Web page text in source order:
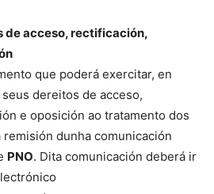
de acceso, rectificación,
que poderá exercitar, en
dereitos de acceso,
e oposición ao tratamento dos
dunha comunicación
PNO. Dita comunicación deberá ir